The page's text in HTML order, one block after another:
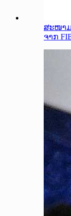
ສະໜາມ
ຈາກ